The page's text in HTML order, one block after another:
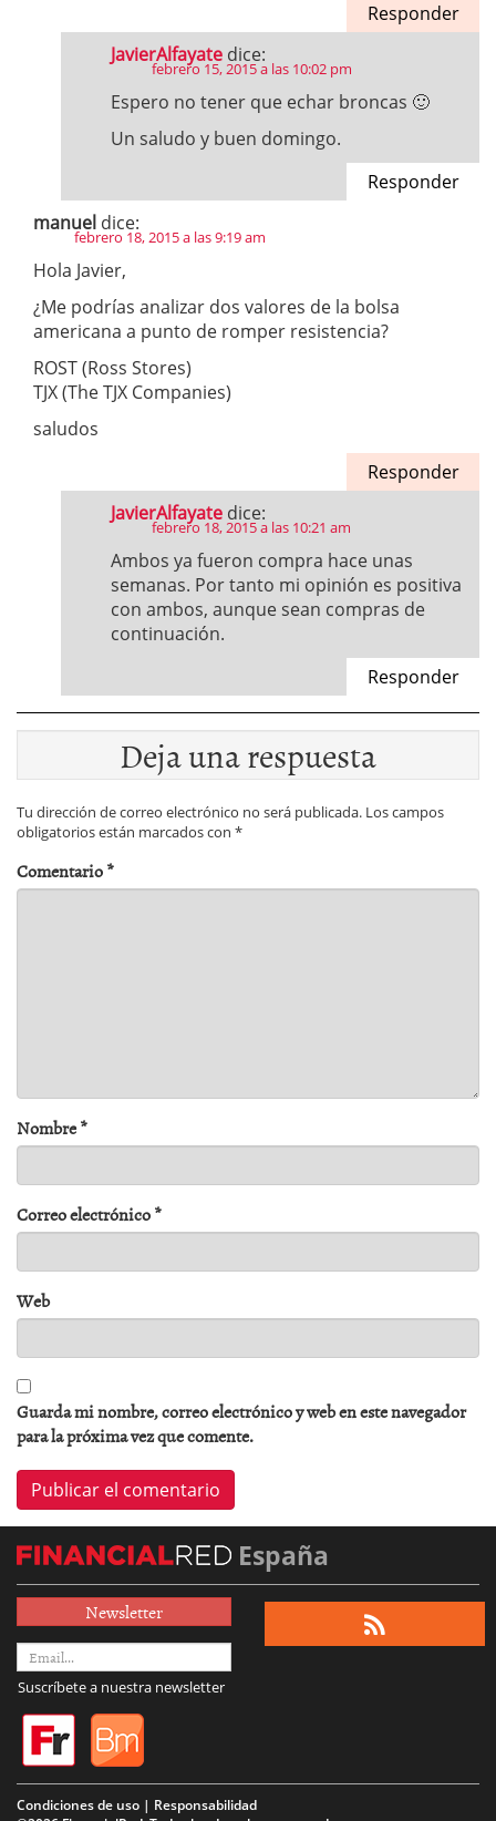
Responder
JavierAlfayate dice:
febrero 15, 2015 a las 10:02 pm
Espero no tener que echar broncas 🙂
Un saludo y buen domingo.
Responder
manuel dice:
febrero 18, 2015 a las 9:19 am
Hola Javier,
¿Me podrías analizar dos valores de la bolsa
americana a punto de romper resistencia?
ROST (Ross Stores)
TJX (The TJX Companies)
saludos
Responder
JavierAlfayate dice:
febrero 18, 2015 a las 10:21 am
Ambos ya fueron compra hace unas
semanas. Por tanto mi opinión es positiva
con ambos, aunque sean compras de
continuación.
Responder
Deja una respuesta
Tu dirección de correo electrónico no será publicada. Los campos
obligatorios están marcados con *
Comentario*
Nombre*
Correo electrónico*
Web
Guarda mi nombre, correo electrónico y web en este navegador
para la próxima vez que comente.
España
Newsletter
Suscríbete a nuestra newsletter
Condiciones de uso | Responsabilidad